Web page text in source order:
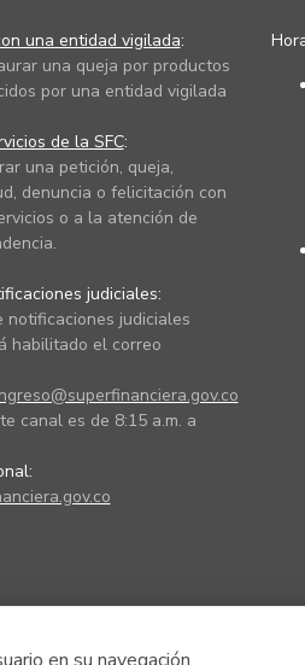
una entidad vigilada:
una queja por productos
por una entidad vigilada
de la SFC:
una petición, queja,
denuncia o felicitación con
o a la atención de
judiciales:
notificaciones judiciales
habilitado el correo
canal es de 8:15 a.m. a